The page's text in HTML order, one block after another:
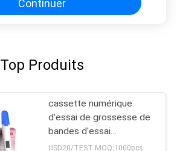
Continuer
Top Produits
cassette numérique
d'essai de grossesse de
bandes d'essai
d'ovulation et de bandes
USD20/TEST MOQ:1000pcs